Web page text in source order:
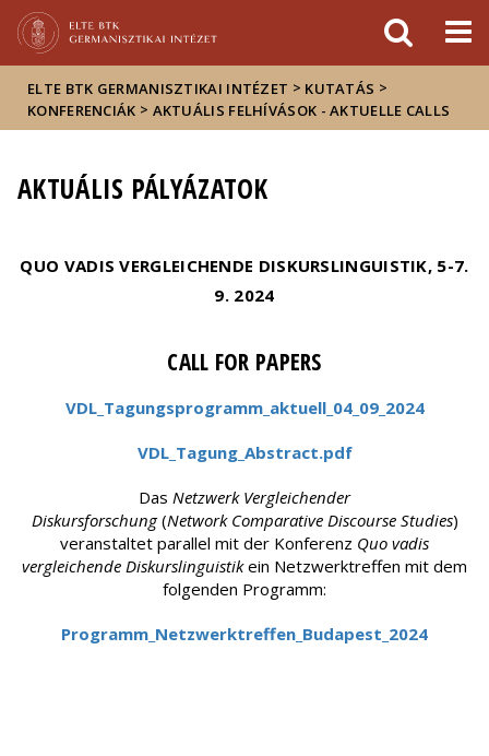
sajtóban
ELTE BTK GERMANISZTIKAI INTÉZET > KUTATÁS >
KONFERENCIÁK > AKTUÁLIS FELHÍVÁSOK - AKTUELLE CALLS
AKTUÁLIS PÁLYÁZATOK
QUO VADIS VERGLEICHENDE DISKURSLINGUISTIK, 5-7.
9. 2024
CALL FOR PAPERS
VDL_Tagungsprogramm_aktuell_04_09_2024
VDL_Tagung_Abstract.pdf
Das Netzwerk Vergleichender
Diskursforschung(Network Comparative Discourse Studies)
veranstaltet parallel mit der Konferenz Quo vadis
vergleichende Diskurslinguistikein Netzwerktreffen mit dem
folgenden Programm:
Programm_Netzwerktreffen_Budapest_2024